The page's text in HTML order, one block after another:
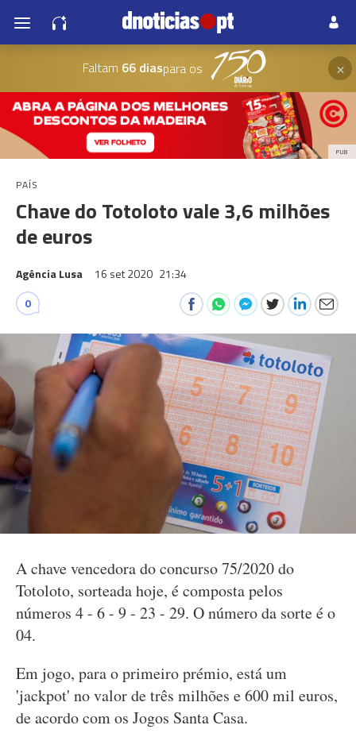
Faltam 66 diaspara os ×
PUB
PAÍS
Chave do Totoloto vale 3,6 milhões
de euros
Agência Lusa 16 set 2020 21:34
0
A chave vencedora do concurso 75/2020 do
Totoloto, sorteada hoje, é composta pelos
números 4 - 6 - 9 - 23 - 29. O número da sorte é o
04.
Em jogo, para o primeiro prémio, está um
'jackpot' no valor de três milhões e 600 mil euros,
de acordo com os Jogos Santa Casa.